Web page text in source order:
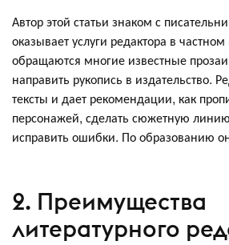
Автор этой статьи знаком с
оказывает услуги редактора в
обращаются многие известные
направить рукопись в издательство.
тексты и дает рекомендации, как
персонажей, сделать сюжетную
исправить ошибки. По образованию
2. Преимущества
литературного